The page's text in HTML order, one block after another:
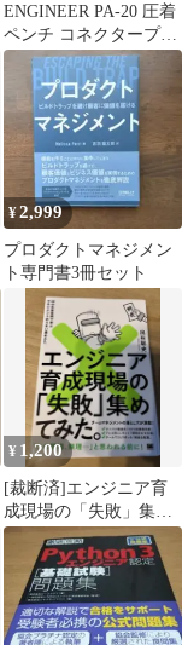
ENGINEER PA-20 圧着
ペンチ コネクタープラ
イヤー
¥2,999
プロダクトマネジメン
ト専門書3冊セット
¥ 1,200
[裁断済]エンジニア育
成現場の「失敗」集め
てみた。